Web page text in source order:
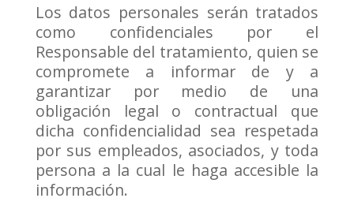
Los datos personales serán tratados
como confidenciales por el
Responsable del tratamiento, quien se
compromete a informar de y a
garantizar por medio de una
obligación legal o contractual que
dicha confidencialidad sea respetada
por sus empleados, asociados, y toda
persona a la cual le haga accesible la
información.